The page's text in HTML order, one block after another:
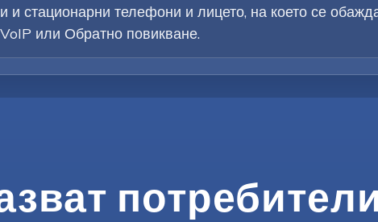
стационарни телефони и лицето, на което се
или Обратно повикване.